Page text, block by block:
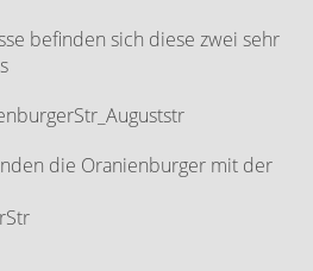
befinden sich diese zwei sehr
die Oranienburger mit der